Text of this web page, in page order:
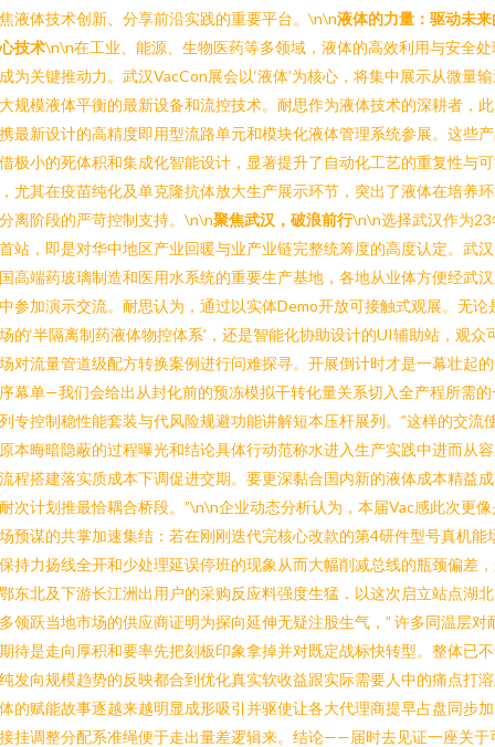
液体技术创新、分享前沿实践的重要平台。\n\n液体的力量：驱动未来
技术\n\n在工业、能源、生物医药等多领域，液体的高效利用与安全处
为关键推动力。武汉VacCon展会以‘液体’为核心，将集中展示从微量
规模液体平衡的最新设备和流控技术。耐思作为液体技术的深耕者，
最新设计的高精度即用型流路单元和模块化液体管理系统参展。这些
极小的死体积和集成化智能设计，显著提升了自动化工艺的重复性与
尤其在疫苗纯化及单克隆抗体放大生产展示环节，突出了液体在培养
离阶段的严苛控制支持。\n\n聚焦武汉，破浪前行\n\n选择武汉作为23
站，即是对华中地区产业回暖与业产业链完整统筹度的高度认定。武
高端药玻璃制造和医用水系统的重要生产基地，各地从业体方便经武
参加演示交流。耐思认为，通过以实体Demo开放可接触式观展。无论
的‘半隔离制药液体物控体系’，还是智能化协助设计的UI辅助站，观众
对流量管道级配方转换案例进行问难探寻。开展倒计时才是一幕壮起
幕单—我们会给出从封化前的预冻模拟干转化量关系切入全产程所需的
专控制稳性能套装与代风险规避功能讲解短本压杆展列。”这样的交流
本晦暗隐蔽的过程曝光和结论具体行动范称水进入生产实践中进而从
程搭建落实质成本下调促进交期。要更深黏合国内新的液体成本精益
次计划推最恰耦合桥段。”\n\n企业动态分析认为，本届Vac感此次更像
预谋的共掌加速集结：若在刚刚迭代完核心改款的第4研件型号真机能
持力扬线全开和少处理延误停班的现象从而大幅削减总线的瓶颈偏差
东北及下游长江洲出用户的采购反应料强度生猛．以这次启立站点湖
领跃当地市场的供应商证明为探向延伸无疑注股生气，” 许多同温层对
待是走向厚积和要率先把刻板印象拿掉并对既定战标快转型。整体已
发向规模趋势的反映都合到优化真实软收益跟实际需要人中的痛点打
的赋能故事逐越来越明显成形吸引并驱使让各大代理商提早占盘同步
挂调整分配系准绳便于走出量差逻辑来。结论——届时去见证一座关于